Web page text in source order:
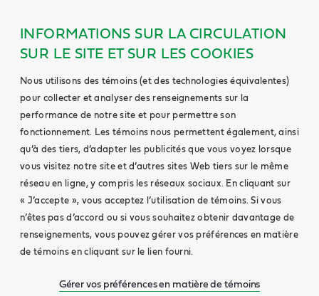
INFORMATIONS SUR LA CIRCULATION
SUR LE SITE ET SUR LES COOKIES
Nous utilisons des témoins (et des technologies équivalentes)
pour collecter et analyser des renseignements sur la
performance de notre site et pour permettre son
fonctionnement. Les témoins nous permettent également, ainsi
qu’à des tiers, d’adapter les publicités que vous voyez lorsque
vous visitez notre site et d’autres sites Web tiers sur le même
réseau en ligne, y compris les réseaux sociaux. En cliquant sur
« J’accepte », vous acceptez l’utilisation de témoins. Si vous
n’êtes pas d’accord ou si vous souhaitez obtenir davantage de
renseignements, vous pouvez gérer vos préférences en matière
de témoins en cliquant sur le lien fourni.
Gérer vos préférences en matière de témoins